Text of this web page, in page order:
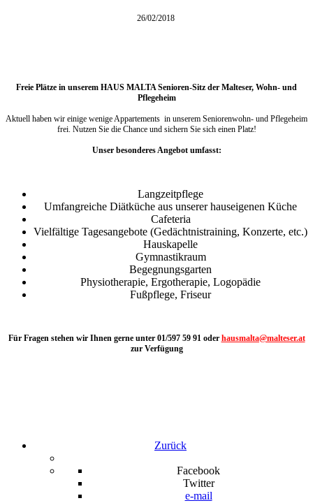
26/02/2018
Freie Plätze in unserem HAUS MALTA Senioren-Sitz der Malteser, Wohn- und
Pflegeheim
Aktuell haben wir einige wenige Appartements in unserem Seniorenwohn- und Pflegeheim
frei. Nutzen Sie die Chance und sichern Sie sich einen Platz!
Unser besonderes Angebot umfasst:
Langzeitpflege
Umfangreiche Diätküche aus unserer hauseigenen Küche
Cafeteria
Vielfältige Tagesangebote (Gedächtnistraining, Konzerte, etc.)
Hauskapelle
Gymnastikraum
Begegnungsgarten
Physiotherapie, Ergotherapie, Logopädie
Fußpflege, Friseur
Für Fragen stehen wir Ihnen gerne unter 01/597 59 91 oder hausmalta@malteser.at
zur Verfügung
Zurück
Facebook
Twitter
e-mail